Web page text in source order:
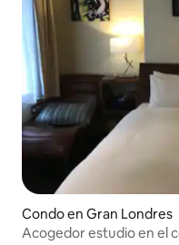
Condo en Gran Londres
Acogedor estudio en el